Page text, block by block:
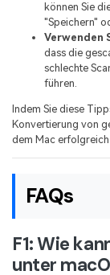
können Sie
"Speichern"
Verwenden
dass die
schlechte
führen.
Indem Sie diese
Konvertierung von
dem Mac
FAQs
F1: Wie
unter